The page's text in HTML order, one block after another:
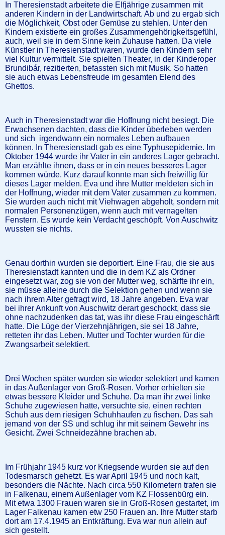
In Theresienstadt arbeitete die Elfjährige zusammen mit
anderen Kindern in der Landwirtschaft. Ab und zu ergab sich
die Möglichkeit, Obst oder Gemüse zu stehlen. Unter den
Kindern existierte ein großes Zusammengehörigkeitsgefühl,
auch, weil sie in dem Sinne kein Zuhause hatten. Da viele
Künstler in Theresienstadt waren, wurde den Kindern sehr
viel Kultur vermittelt. Sie spielten Theater, in der Kinderoper
Brundibár, rezitierten, befassten sich mit Musik. So hatten
sie auch etwas Lebensfreude im gesamten Elend des
Ghettos.
Auch in Theresienstadt war die Hoffnung nicht besiegt. Die
Erwachsenen dachten, dass die Kinder überleben werden
und sich irgendwann ein normales Leben aufbauen
können. In Theresienstadt gab es eine Typhusepidemie. Im
Oktober 1944 wurde ihr Vater in ein anderes Lager gebracht.
Man erzählte ihnen, dass er in ein neues besseres Lager
kommen würde. Kurz darauf konnte man sich freiwillig für
dieses Lager melden. Eva und ihre Mutter meldeten sich in
der Hoffnung, wieder mit dem Vater zusammen zu kommen.
Sie wurden auch nicht mit Viehwagen abgeholt, sondern mit
normalen Personenzügen, wenn auch mit vernagelten
Fenstern. Es wurde kein Verdacht geschöpft. Von Auschwitz
wussten sie nichts.
Genau dorthin wurden sie deportiert. Eine Frau, die sie aus
Theresienstadt kannten und die in dem KZ als Ordner
eingesetzt war, zog sie von der Mutter weg, schärfte ihr ein,
sie müsse alleine durch die Selektion gehen und wenn sie
nach ihrem Alter gefragt wird, 18 Jahre angeben. Eva war
bei ihrer Ankunft von Auschwitz derart geschockt, dass sie
ohne nachzudenken das tat, was ihr diese Frau eingeschärft
hatte. Die Lüge der Vierzehnjährigen, sie sei 18 Jahre,
retteten ihr das Leben. Mutter und Tochter wurden für die
Zwangsarbeit selektiert.
Drei Wochen später wurden sie wieder selektiert und kamen
in das Außenlager von Groß-Rosen. Vorher erhielten sie
etwas bessere Kleider und Schuhe. Da man ihr zwei linke
Schuhe zugewiesen hatte, versuchte sie, einen rechten
Schuh aus dem riesigen Schuhhaufen zu fischen. Das sah
jemand von der SS und schlug ihr mit seinem Gewehr ins
Gesicht. Zwei Schneidezähne brachen ab.
Im Frühjahr 1945 kurz vor Kriegsende wurden sie auf den
Todesmarsch gehetzt. Es war April 1945 und noch kalt,
besonders die Nächte. Nach circa 550 Kilometern trafen sie
in Falkenau, einem Außenlager vom KZ Flossenbürg ein.
Mit etwa 1300 Frauen waren sie in Groß-Rosen gestartet, im
Lager Falkenau kamen etw 250 Frauen an. Ihre Mutter starb
dort am 17.4.1945 an Entkräftung. Eva war nun allein auf
sich gestellt.